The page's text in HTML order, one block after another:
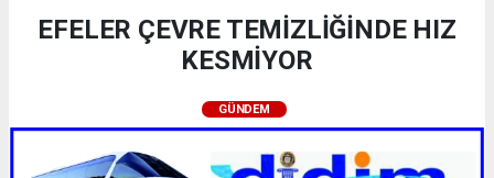
EFELER ÇEVRE TEMİZLİĞİNDE HIZ
KESMİYOR
GÜNDEM